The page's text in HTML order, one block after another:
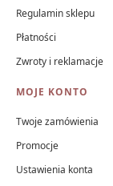
Regulamin sklepu
Płatności
Zwroty i reklamacje
MOJE KONTO
Twoje zamówienia
Promocje
Ustawienia konta